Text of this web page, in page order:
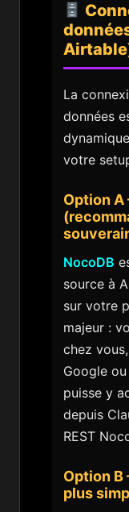
La
données
votre
Option
NocoDB
source à
sur votre
majeur :
chez
Google
puisse y
depuis
REST
Option
plus